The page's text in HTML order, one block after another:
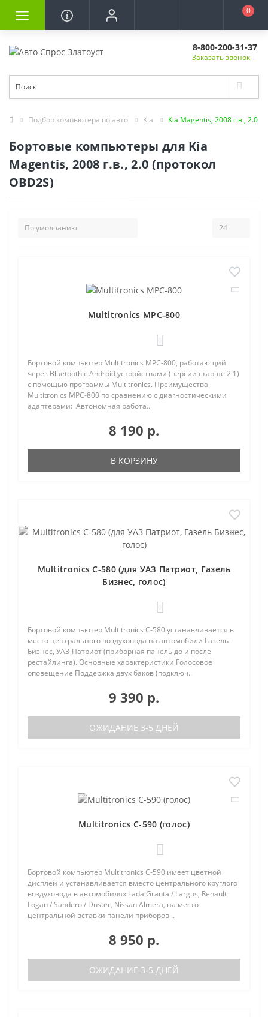
0
8-800-200-31-37
Заказать звонок
Подбор компьютера по авто Kia Kia Magentis, 2008 г.в., 2.0
Бортовые компьютеры для Kia
Magentis, 2008 г.в., 2.0 (протокол
OBD2S)
Multitronics MPC-800
Бортовой компьютер Multitronics MPC-800, работающий
через Bluetooth с Android устройствами (версии старше 2.1)
с помощью программы Multitronics. Преимущества
Multitronics MPC-800 по сравнению с диагностическими
адаптерами: Автономная работа..
8 190 р.
В КОРЗИНУ
Multitronics C-580 (для УАЗ Патриот, Газель
Бизнес, голос)
Бортовой компьютер Multitronics C-580 устанавливается в
место центрального воздуховода на автомобили Газель-
Бизнес, УАЗ-Патриот (приборная панель до и после
рестайлинга). Основные характеристики Голосовое
оповещение Поддержка двух баков (подключ..
9 390 р.
ОЖИДАНИЕ 3-5 ДНЕЙ
Multitronics C-590 (голос)
Бортовой компьютер Multitronics C-590 имеет цветной
дисплей и устанавливается вместо центрального круглого
воздуховода в автомобилях Lada Granta / Largus, Renault
Logan / Sandero / Duster, Nissan Almera, на место
центральной вставки панели приборов ..
8 950 р.
ОЖИДАНИЕ 3-5 ДНЕЙ